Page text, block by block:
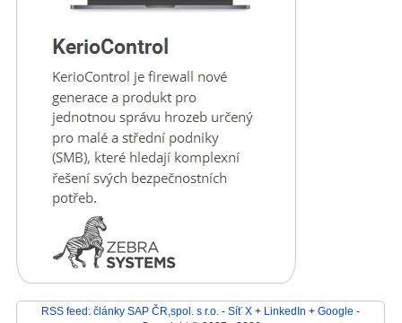
RSS feed: články SAP ČR,spol. s r.o. - Síť X + LinkedIn + Google -